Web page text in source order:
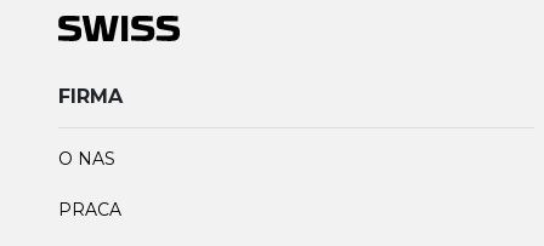
FIRMA
O NAS
PRACA